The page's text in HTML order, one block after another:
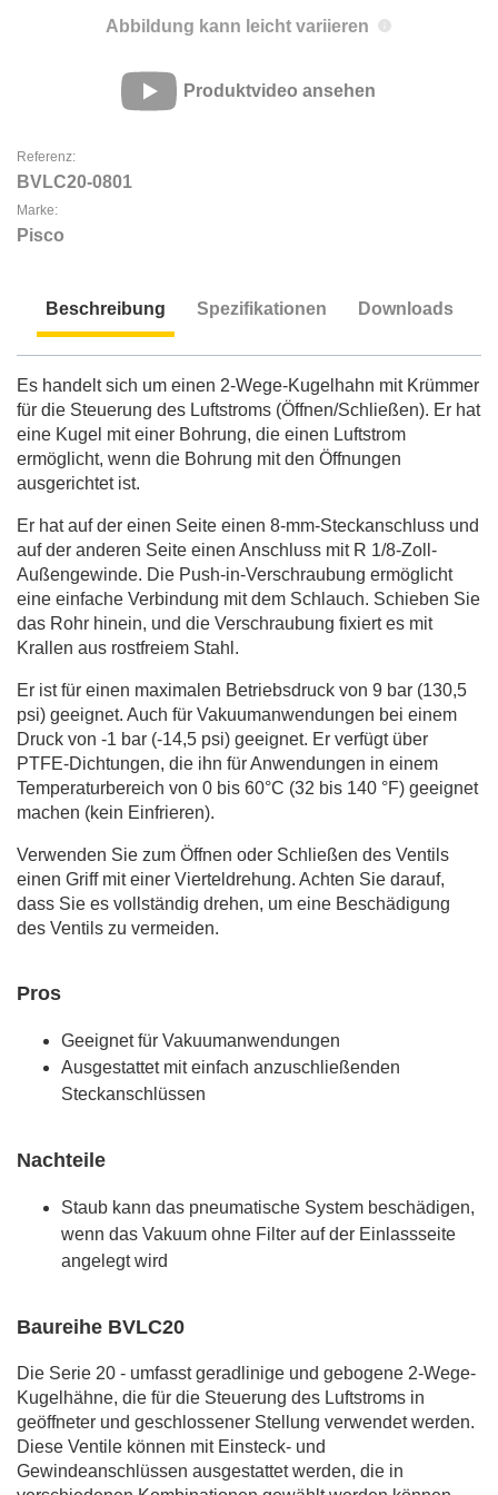
Abbildung kann leicht variieren
Produktvideo ansehen
Referenz:
BVLC20-0801
Marke:
Pisco
Beschreibung Spezifikationen Downloads
Es handelt sich um einen 2-Wege-Kugelhahn mit Krümmer
für die Steuerung des Luftstroms (Öffnen/Schließen). Er hat
eine Kugel mit einer Bohrung, die einen Luftstrom
ermöglicht, wenn die Bohrung mit den Öffnungen
ausgerichtet ist.
Er hat auf der einen Seite einen 8-mm-Steckanschluss und
auf der anderen Seite einen Anschluss mit R 1/8-Zoll-
Außengewinde. Die Push-in-Verschraubung ermöglicht
eine einfache Verbindung mit dem Schlauch. Schieben Sie
das Rohr hinein, und die Verschraubung fixiert es mit
Krallen aus rostfreiem Stahl.
Er ist für einen maximalen Betriebsdruck von 9 bar (130,5
psi) geeignet. Auch für Vakuumanwendungen bei einem
Druck von -1 bar (-14,5 psi) geeignet. Er verfügt über
PTFE-Dichtungen, die ihn für Anwendungen in einem
Temperaturbereich von 0 bis 60°C (32 bis 140 °F) geeignet
machen (kein Einfrieren).
Verwenden Sie zum Öffnen oder Schließen des Ventils
einen Griff mit einer Vierteldrehung. Achten Sie darauf,
dass Sie es vollständig drehen, um eine Beschädigung
des Ventils zu vermeiden.
Pros
Geeignet für Vakuumanwendungen
Ausgestattet mit einfach anzuschließenden
Steckanschlüssen
Nachteile
Staub kann das pneumatische System beschädigen,
wenn das Vakuum ohne Filter auf der Einlassseite
angelegt wird
Baureihe BVLC20
Die Serie 20 - umfasst geradlinige und gebogene 2-Wege-
Kugelhähne, die für die Steuerung des Luftstroms in
geöffneter und geschlossener Stellung verwendet werden.
Diese Ventile können mit Einsteck- und
Gewindeanschlüssen ausgestattet werden, die in